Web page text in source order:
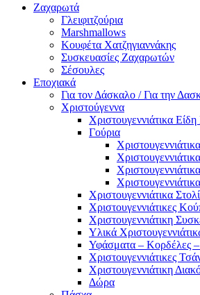
Ζαχαρωτά
Γλειφιτζούρια
Marshmallows
Κουφέτα Χατζηγιαννάκης
Συσκευασίες Ζαχαρωτών
Σέσουλες
Εποχιακά
Για τον Δάσκαλο / Για την
Χριστούγεννα
Χριστουγεννιάτικα Είδη
Γούρια
Χριστουγεννιάτικα
Χριστουγεννιάτικες
Χριστουγεννιάτικη
Υλικά
Υφάσματα – Κορδέλες
Χριστουγεννιάτικες
Χριστουγεννιάτικη
Δώρα